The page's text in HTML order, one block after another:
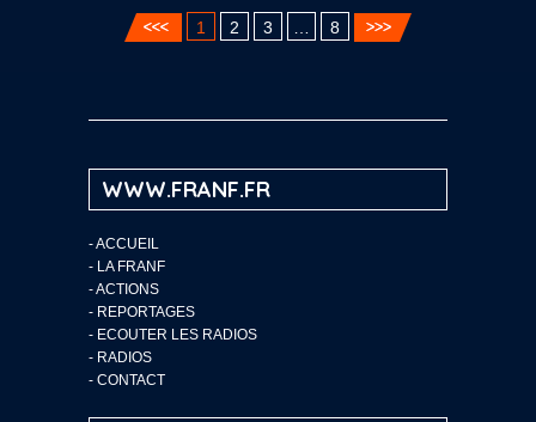
1 2 3 8
WWW.FRANF.FR
-ACCUEIL
- LA FRANF
-ACTIONS
- REPORTAGES
- ECOUTER LES RADIOS
- RADIOS
- CONTACT